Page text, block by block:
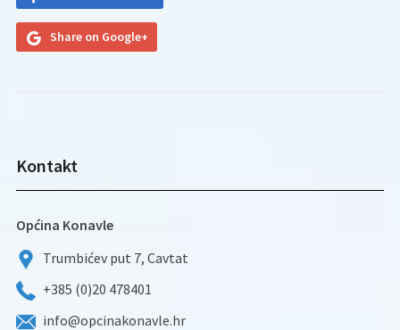
Share on Google+
Kontakt
Općina Konavle
Trumbićev put 7, Cavtat
+385 (0)20 478401
info@opcinakonavle.hr